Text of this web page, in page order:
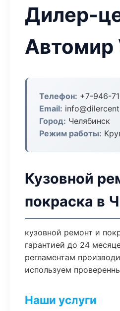
Дилер-
Автомир
Телефон: +7-946-
Email:
Город: Челябинск
Режим работы:
Кузовной
покраска в
кузовной ремонт и
гарантией до 24
регламентам
используем
Наши услуги